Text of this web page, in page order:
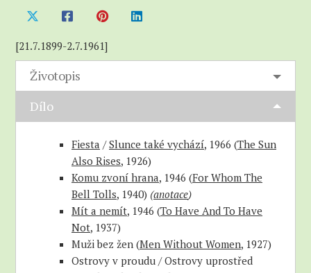
[21.7.1899-2.7.1961]
Životopis
Dílo
Fiesta /Slunce také vychází, 1966 (The Sun
Also Rises, 1926)
Komu zvoní hrana, 1946 (For Whom The
Bell Tolls, 1940) (anotace)
Mít a nemít, 1946 (To Have And To Have
Not, 1937)
Muži bez žen (Men Without Women, 1927)
Ostrovy v proudu / Ostrovy uprostřed